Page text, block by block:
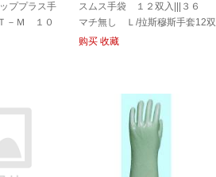
ププラス手
－Ｍ １０
| DGP-INT-
スムス手袋 １２双入|||３６
マチ無し Ｌ/拉斯穆斯手套12双
输入| | | 36 gussetless的大号
购买 收藏